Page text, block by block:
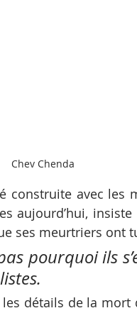
Chev Chenda
construite avec les
aujourd’hui,
ses meurtriers ont
pourquoi ils
détails de la